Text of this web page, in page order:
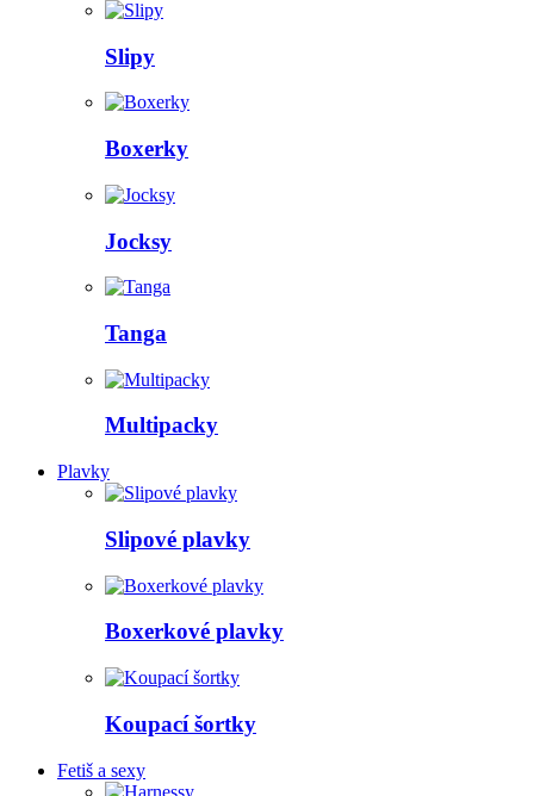
Slipy
Boxerky
Jocksy
Tanga
Multipacky
Plavky
Slipové plavky
Boxerkové plavky
Koupací šortky
Fetiš a sexy